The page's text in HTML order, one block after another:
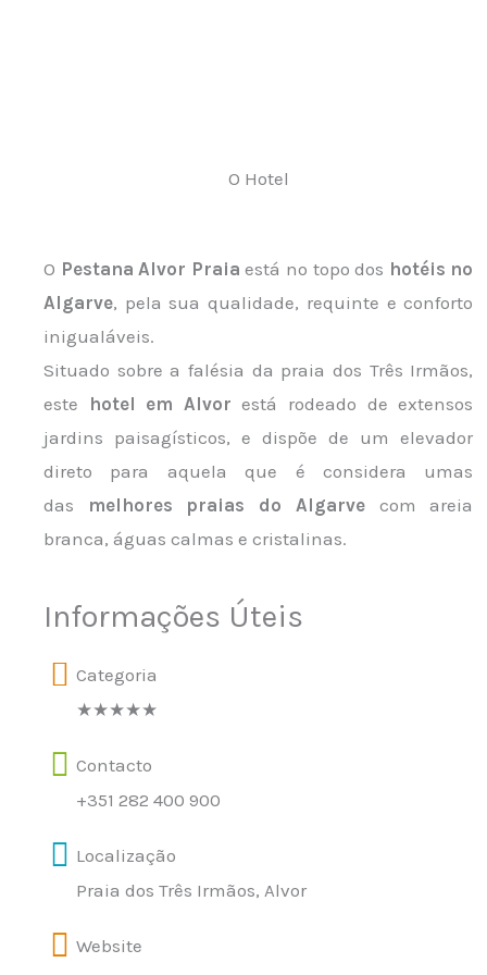
O Hotel
O Pestana Alvor Praia está no topo dos hotéis no
Algarve, pela sua qualidade, requinte e conforto
inigualáveis.
Situado sobre a falésia da praia dos Três Irmãos,
este
hotel em Alvor está rodeado de extensos
jardins paisagísticos, e dispõe de um elevador
direto para aquela que é considera umas
das
melhores praias do Algarvecom areia
branca, águas calmas e cristalinas.
Informações Úteis
Categoria
★★★★★
Contacto
+351 282 400 900
Localização
Praia dos Três Irmãos, Alvor
Website